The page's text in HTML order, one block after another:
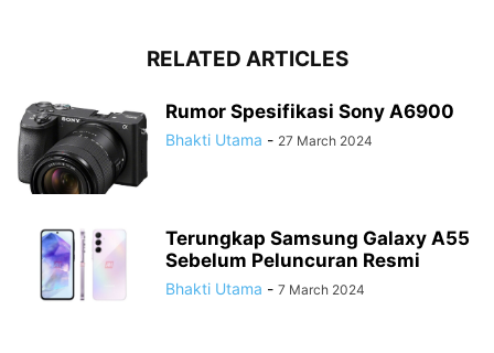
RELATED ARTICLES
Rumor Spesifikasi Sony A6900
Bhakti Utama - 27 March 2024
Terungkap Samsung Galaxy A55
Sebelum Peluncuran Resmi
Bhakti Utama - 7 March 2024